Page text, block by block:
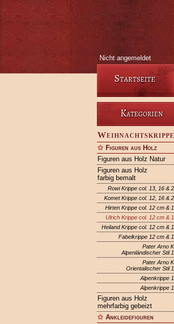
Nicht angemeldet
Startseite
Kategorien
Figuren aus Holz
Figuren aus Holz Natur
Figuren aus Holz
farbig bemalt
Rowi Krippe col. 13, 16 &
Komet Krippe col. 12, 16 &
Hirten Krippe col. 12 cm &
Ulrich Krippe col. 12 cm &
Heiland Krippe col. 12 cm &
Fabelkrippe 12 cm &
Pater Arno
Alpenländischer Stil
Pater Arno
Orientalischer Stil
Alpenkrippe
Alpenkrippe
Figuren aus Holz
mehrfarbig gebeizt
Ankleidefiguren